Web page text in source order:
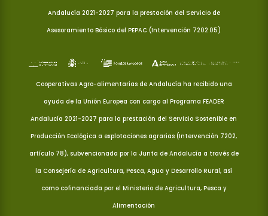
Andalucía 2021-2027 para la prestación del Servicio de
Asesoramiento Básico del PEPAC (Intervención 7202.05)
Cooperativas Agro-alimentarias de Andalucía ha recibido una
ayuda de la Unión Europea con cargo al Programa FEADER
Andalucía 2021-2027 para la prestación del Servicio Sostenible en
Producción Ecológica a explotaciones agrarias (Intervención 7202,
artículo 78), subvencionada por la Junta de Andalucía a través de
la Consejería de Agricultura, Pesca, Agua y Desarrollo Rural, así
como cofinanciada por el Ministerio de Agricultura, Pesca y
Alimentación